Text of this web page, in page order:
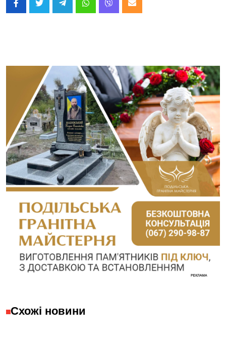
Схожі новини